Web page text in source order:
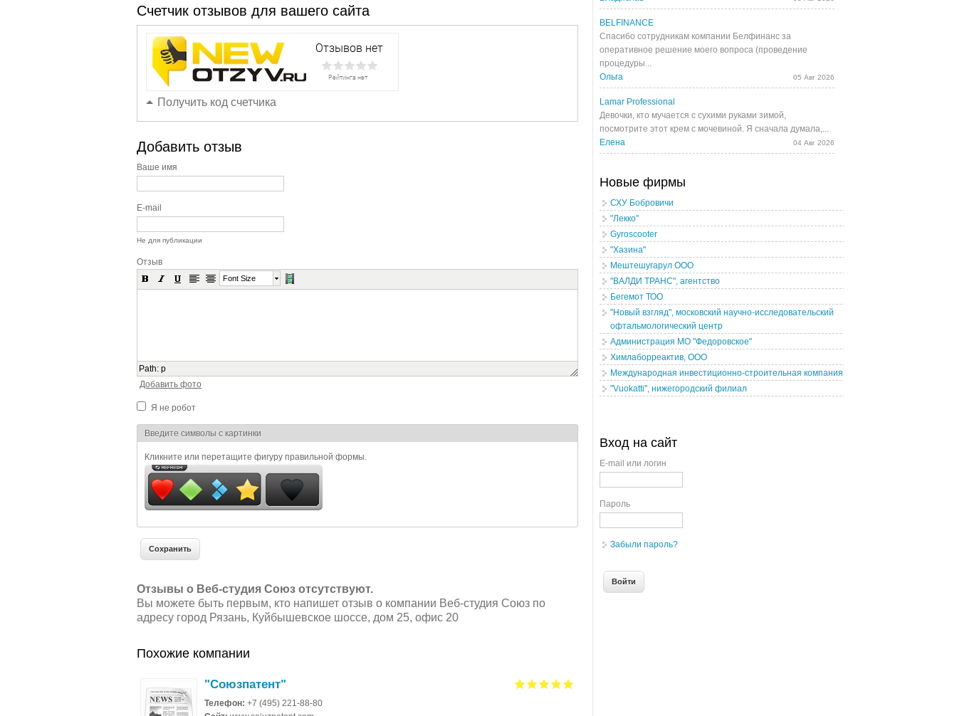
Счетчик отзывов для вашего сайта
Получить код счетчика
Добавить отзыв
Ваше имя
E-mail
Не для публикации
Отзыв
Font Size
Path: p
Добавить фото
Я не робот
Я спамер
Введите символы с картинки
Кликните или перетащите фигуру правильной формы.
Отзывы о Веб-студия Союз отсутствуют.
Вы можете быть первым, кто напишет отзыв о компании Веб-студия Союз по
адресу город Рязань, Куйбышевское шоссе, дом 25, офис 20
Похожие компании
"Союзпатент"
Телефон: +7 (495) 221-88-80
BELFINANCE
Спасибо сотрудникам компании Белфинанс за
оперативное решение моего вопроса (проведение
процедуры...
Ольга
05 Авг 2026
Lamar Professional
Девочки, кто мучается с сухими руками зимой,
посмотрите этот крем с мочевиной. Я сначала думала,...
Елена
04 Авг 2026
Новые фирмы
СХУ Бобровичи
"Лекко"
Gyroscooter
"Хазина"
Мештешугарул ООО
"ВАЛДИ ТРАНС", агентство
Бегемот ТОО
"Новый взгляд", московский научно-исследовательский
офтальмологический центр
Администрация МО "Федоровское"
Химлаборреактив, ООО
Международная инвестиционно-строительная компания
"Vuokatti", нижегородский филиал
Вход на сайт
E-mail или логин
Пароль
Забыли пароль?